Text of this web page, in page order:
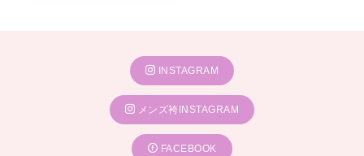
INSTAGRAM
メンズ袴INSTAGRAM
FACEBOOK